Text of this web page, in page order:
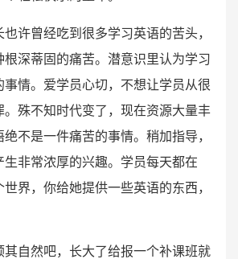
许曾经吃到很多学习英语的苦头，
根深蒂固的痛苦。潜意识里认为学习
事情。爱学员心切，不想让学员从很
。殊不知时代变了，现在资源大量丰
不是一件痛苦的事情。稍加指导，
生非常浓厚的兴趣。学员每天都在
界，你给她提供一些英语的东西，
其自然吧，长大了给报一个补课班就